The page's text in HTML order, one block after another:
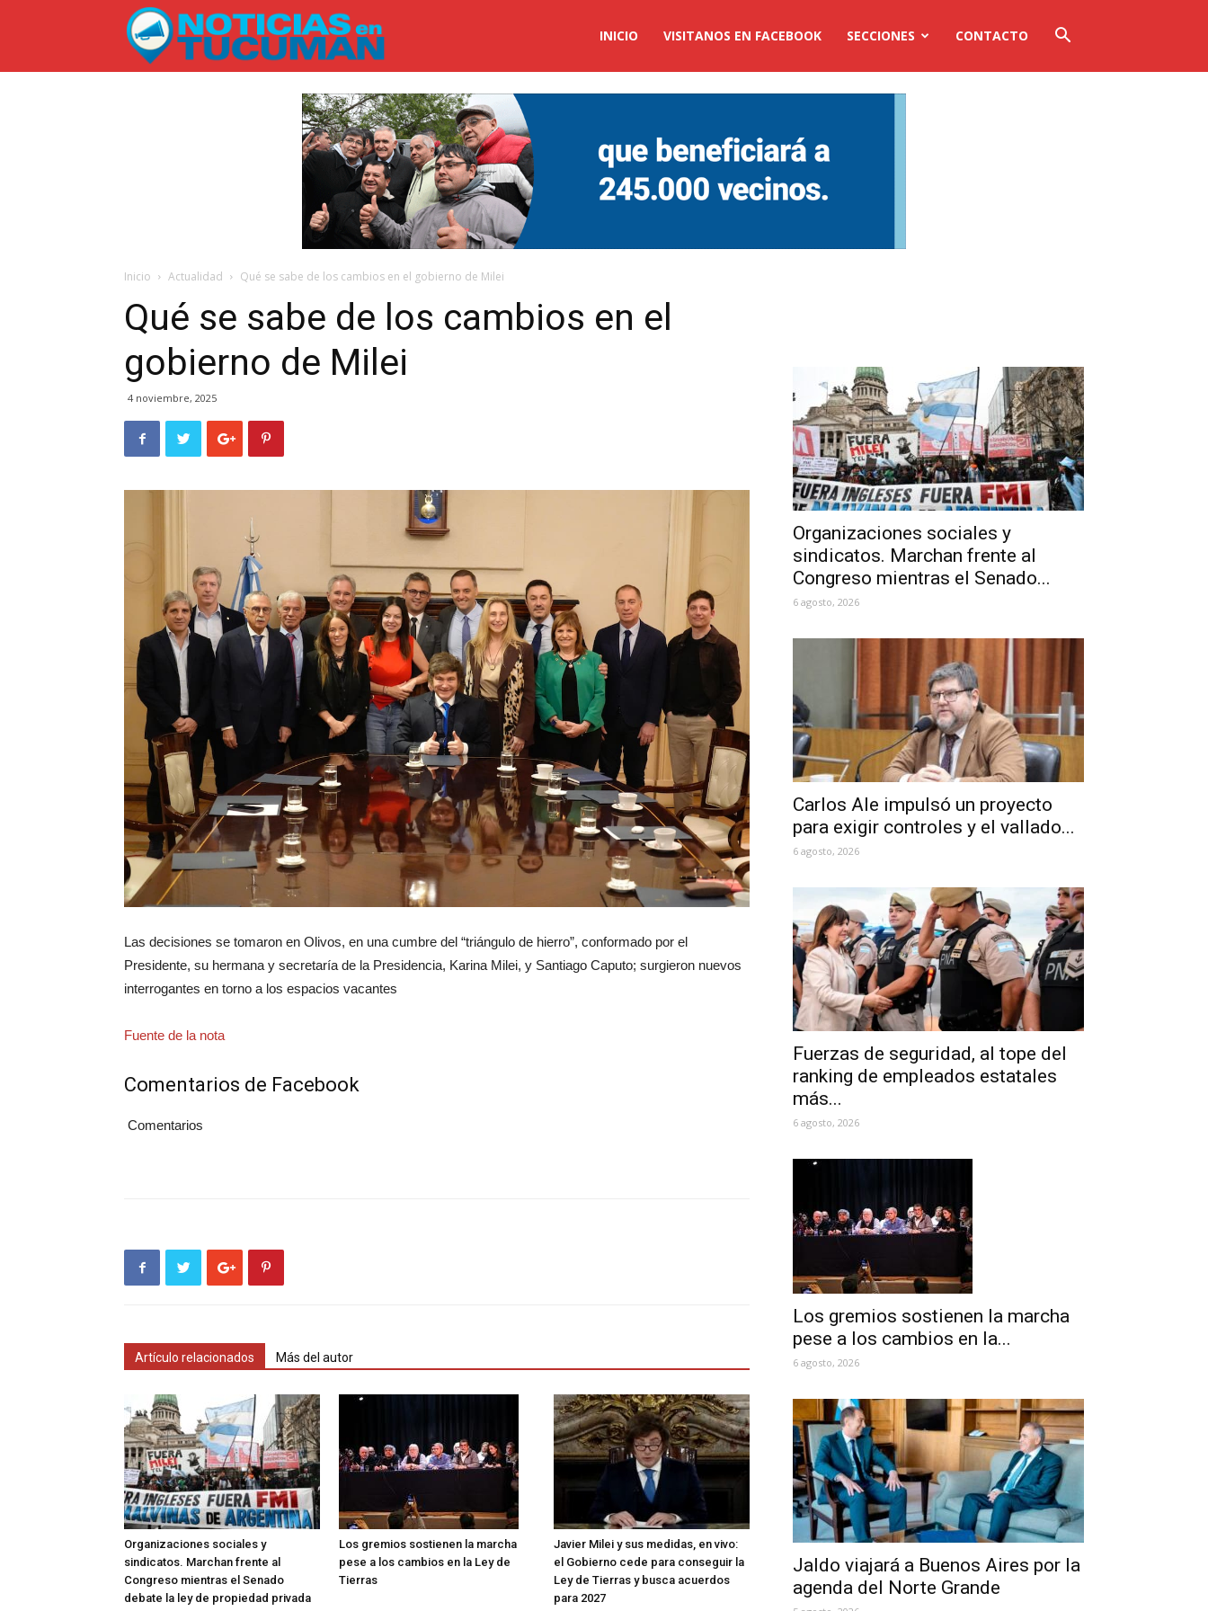
en
Tucuman
INICIO VISITANOS EN FACEBOOK SECCIONES CONTACTO
Inicio Actualidad Qué se sabe de los cambios en el gobierno de Milei
Qué se sabe de los cambios en el
gobierno de Milei
4 noviembre, 2025
Las decisiones se tomaron en Olivos, en una cumbre del “triángulo de hierro”, conformado por el
Presidente, su hermana y secretaría de la Presidencia, Karina Milei, y Santiago Caputo; surgieron nuevos
interrogantes en torno a los espacios vacantes
Fuente de la nota
Comentarios de Facebook
Comentarios
Artículo relacionados Más del autor
Organizaciones sociales y
sindicatos. Marchan frente al
Congreso mientras el Senado
debate la ley de propiedad privada
Los gremios sostienen la marcha
pese a los cambios en la Ley de
Tierras
Javier Milei y sus medidas, en vivo:
el Gobierno cede para conseguir la
Ley de Tierras y busca acuerdos
para 2027
Organizaciones sociales y
sindicatos. Marchan frente al
Congreso mientras el Senado...
6 agosto, 2026
Carlos Ale impulsó un proyecto
para exigir controles y el vallado...
6 agosto, 2026
Fuerzas de seguridad, al tope del
ranking de empleados estatales
más...
6 agosto, 2026
Los gremios sostienen la marcha
pese a los cambios en la...
6 agosto, 2026
Jaldo viajará a Buenos Aires por la
agenda del Norte Grande